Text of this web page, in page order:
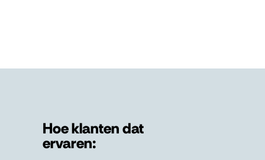
Hoe klanten dat
ervaren: